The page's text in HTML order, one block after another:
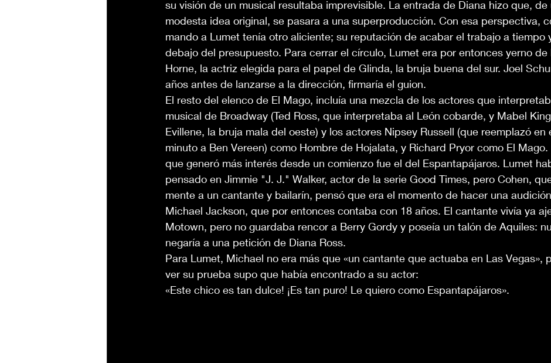
su visión de un musical resultaba imprevisible. La entrada de Diana hizo que, de
modesta idea original, se pasara a una superproducción. Con esa perspectiva,
mando a Lumet tenía otro aliciente; su reputación de acabar el trabajo a tiempo
debajo del presupuesto. Para cerrar el círculo, Lumet era por entonces yerno de
Horne, la actriz elegida para el papel de Glinda, la bruja buena del sur. Joel
años antes de lanzarse a la dirección, firmaría el guion.
El resto del elenco de El Mago, incluía una mezcla de los actores que
musical de Broadway (Ted Ross, que interpretaba al León cobarde, y Mabel
Evillene, la bruja mala del oeste) y los actores Nipsey Russell (que reemplazó en
minuto a Ben Vereen) como Hombre de Hojalata, y Richard Pryor como El Mago.
que generó más interés desde un comienzo fue el del Espantapájaros. Lumet
pensado en Jimmie "J. J." Walker, actor de la serie Good Times, pero Cohen,
mente a un cantante y bailarín, pensó que era el momento de hacer una
Michael Jackson, que por entonces contaba con 18 años. El cantante vivía ya
Motown, pero no guardaba rencor a Berry Gordy y poseía un talón de Aquiles:
negaría a una petición de Diana Ross.
Para Lumet, Michael no era más que «un cantante que actuaba en Las Vegas»,
ver su prueba supo que había encontrado a su actor:
«Este chico es tan dulce! ¡Es tan puro! Le quiero como Espantapájaros».